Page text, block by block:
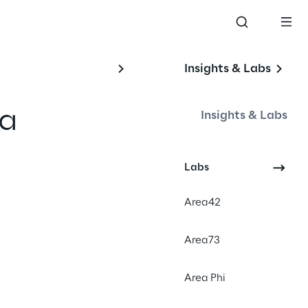
Insights & Labs
Insights & Labs
Labs
Area42
Area73
Area Phi
"Smurfs 2" e